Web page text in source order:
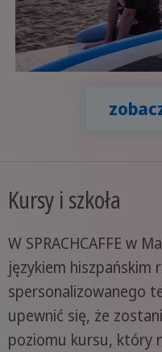
Kursy i szkoła
W SPRACHCAFFE w
językiem hiszpańskim
spersonalizowanego
upewnić się, że
poziomu kursu, który